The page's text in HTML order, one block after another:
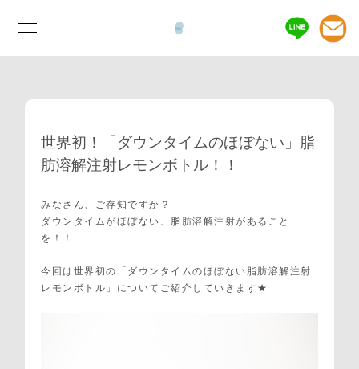
世界初！「ダウンタイムのほぼない」脂
肪溶解注射レモンボトル！！
みなさん、ご存知ですか？
ダウンタイムがほぼない、脂肪溶解注射があること
を！！
今回は世界初の「ダウンタイムのほぼない脂肪溶解注射
レモンボトル」についてご紹介していきます★